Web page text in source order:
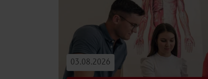
03.08.2026